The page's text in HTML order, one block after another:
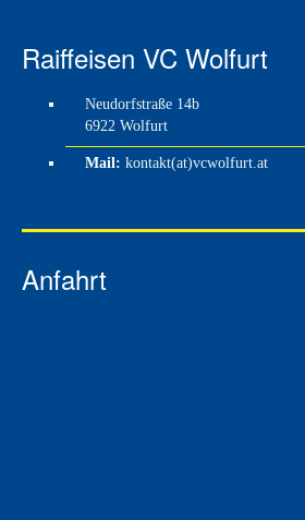
Raiffeisen VC Wolfurt
Neudorfstraße 14b
6922 Wolfurt
Mail: kontakt(at)vcwolfurt.at
Anfahrt